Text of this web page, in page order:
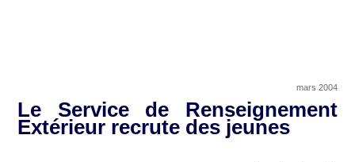
mars 2004
Le Service de Renseignement
Extérieur recrute des jeunes